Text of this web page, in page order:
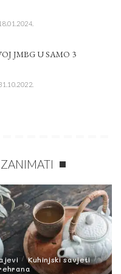
JMBG U SAMO 3
Kuhinjski savjeti